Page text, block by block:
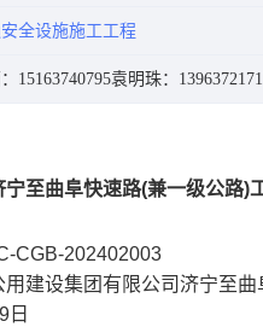
全设施施工工程
15163740795袁明珠：
至曲阜快速路(兼一级公路)
CGB-202402003
用建设集团有限公司济宁至
9 日